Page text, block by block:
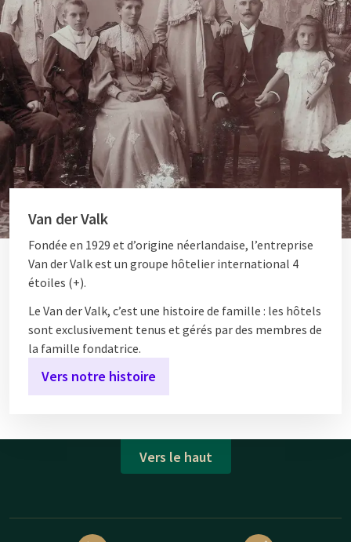
Van der Valk
Fondée en 1929 et d’origine néerlandaise, l’entreprise
Van der Valk est un groupe hôtelier international 4
étoiles (+).
Le Van der Valk, c’est une histoire de famille : les hôtels
sont exclusivement tenus et gérés par des membres de
la famille fondatrice.
Vers notre histoire
Vers le haut